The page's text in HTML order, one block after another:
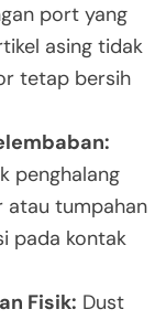
port yang
asing tidak
tetap bersih
penghalang
atau tumpahan
pada kontak
Fisik: Dust